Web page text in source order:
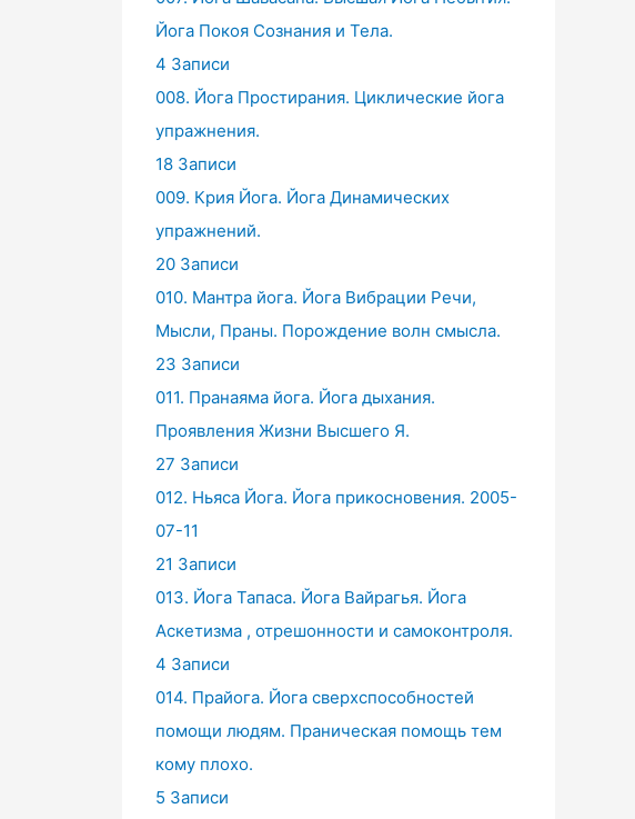
Йога Покоя Сознания и Тела.
4 Записи
008. Йога Простирания. Циклические йога
упражнения.
18 Записи
009. Крия Йога. Йога Динамических
упражнений.
20 Записи
010. Мантра йога. Йога Вибрации Речи,
Мысли, Праны. Порождение волн смысла.
23 Записи
011. Пранаяма йога. Йога дыхания.
Проявления Жизни Высшего Я.
27 Записи
012. Ньяса Йога. Йога прикосновения. 2005-
07-11
21 Записи
013. Йога Тапаса. Йога Вайрагья. Йога
Аскетизма , отрешонности и самоконтроля.
4 Записи
014. Прайога. Йога сверхспособностей
помощи людям. Праническая помощь тем
кому плохо.
5 Записи